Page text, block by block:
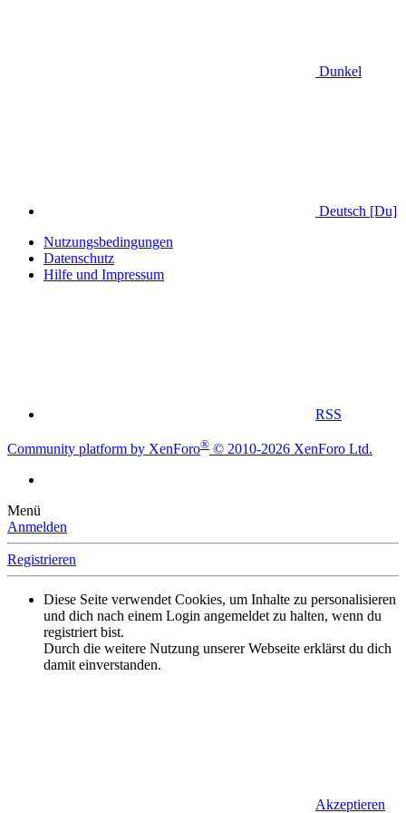
Dunkel
Deutsch [Du]
Nutzungsbedingungen
Datenschutz
Hilfe und Impressum
RSS
Community platform by XenForo® © 2010-2026 XenForo Ltd.
Menü
Anmelden
Registrieren
Diese Seite verwendet Cookies, um Inhalte zu personalisieren
und dich nach einem Login angemeldet zu halten, wenn du
registriert bist.
Durch die weitere Nutzung unserer Webseite erklärst du dich
damit einverstanden.
Akzeptieren